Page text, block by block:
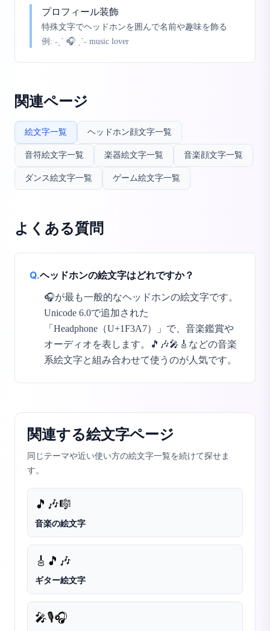
プロフィール装飾
特殊文字でヘッドホンを囲んで名前や趣味を飾る
例: ˗ˏˋ 🎧 ˎˊ˗ music lover
関連ページ
絵文字一覧 ヘッドホン顔文字一覧
音符絵文字一覧 楽器絵文字一覧 音楽顔文字一覧
ダンス絵文字一覧 ゲーム絵文字一覧
よくある質問
Q.ヘッドホンの絵文字はどれですか？
🎧が最も一般的なヘッドホンの絵文字です。
Unicode 6.0で追加された
「Headphone（U+1F3A7）」で、音楽鑑賞や
オーディオを表します。🎵🎶🎤🎸などの音楽
系絵文字と組み合わせて使うのが人気です。
関連する絵文字ページ
同じテーマや近い使い方の絵文字一覧を続けて探せま
す。
🎵 🎶🎼
音楽の絵文字
🎸 🎵 🎶
ギター絵文字
🎤🎙️🎧